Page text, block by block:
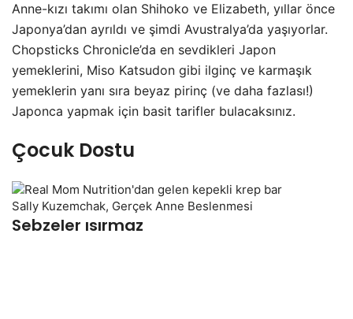
Anne-kızı takımı olan Shihoko ve Elizabeth, yıllar önce
Japonya’dan ayrıldı ve şimdi Avustralya’da yaşıyorlar.
Chopsticks Chronicle’da en sevdikleri Japon
yemeklerini, Miso Katsudon gibi ilginç ve karmaşık
yemeklerin yanı sıra beyaz pirinç (ve daha fazlası!)
Japonca yapmak için basit tarifler bulacaksınız.
Çocuk Dostu
Sally Kuzemchak, Gerçek Anne Beslenmesi
Sebzeler ısırmaz